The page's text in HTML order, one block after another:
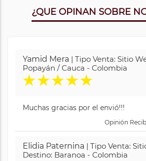
¿QUE OPINAN SOBRE
Yamid Mera | Tipo Venta: Sitio
Popayán / Cauca - Colombia
★★★★★
Muchas gracias por el envió!!!
Opinión
Elidia Paternina | Tipo Venta:
Destino: Baranoa - Colombia